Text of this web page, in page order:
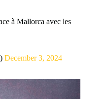
à Mallorca avec les
December 3, 2024